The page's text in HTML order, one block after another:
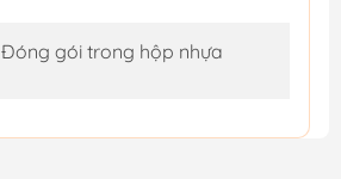
Đóng gói trong hộp nhựa